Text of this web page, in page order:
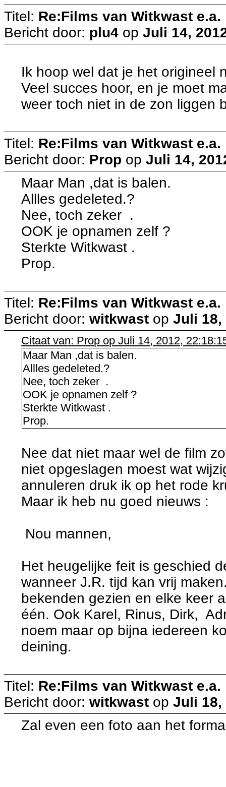
Titel: Re:Films van Witkwast e.a.
Bericht door: plu4 op Juli 14,
Ik hoop wel dat je het origineel
Veel succes hoor, en je moet
weer toch niet in de zon liggen
Titel: Re:Films van Witkwast e.a.
Bericht door: Prop op Juli 14,
Maar Man ,dat is balen.
Allles gedeleted.?
Nee, toch zeker .
OOK je opnamen zelf ?
Sterkte Witkwast .
Prop.
Titel: Re:Films van Witkwast e.a.
Bericht door: witkwast op Juli 18,
Citaat van: Prop op Juli 14, 2012,
Maar Man ,dat is balen.
Allles gedeleted.?
Nee, toch zeker .
OOK je opnamen zelf ?
Sterkte Witkwast .
Prop.
Nee dat niet maar wel de film
niet opgeslagen moest wat
annuleren druk ik op het rode
Maar ik heb nu goed nieuws :
Nou mannen,
Het heugelijke feit is geschied
wanneer J.R. tijd kan vrij
bekenden gezien en elke keer
één. Ook Karel, Rinus, Dirk,
noem maar op bijna iedereen
deining.
Titel: Re:Films van Witkwast e.a.
Bericht door: witkwast op Juli 18,
Zal even een foto aan het